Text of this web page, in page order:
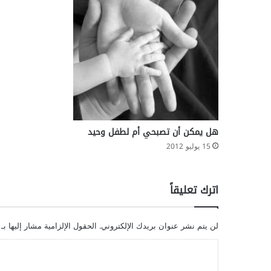
ا
ل
ن
ب
ي
ة
ل
ص
و
ب
هل يمكن أن تصبحي أم لطفل وحيد
15 يوليو 2012
اترك تعليقاً
لن يتم نشر عنوان بريدك الإلكتروني. الحقول الإلزامية مشار إليها بـ